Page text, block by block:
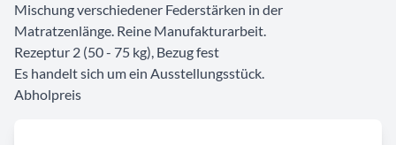
Mischung verschiedener Federstärken in der
Matratzenlänge. Reine Manufakturarbeit.
Rezeptur 2 (50 - 75 kg), Bezug fest
Es handelt sich um ein Ausstellungsstück.
Abholpreis